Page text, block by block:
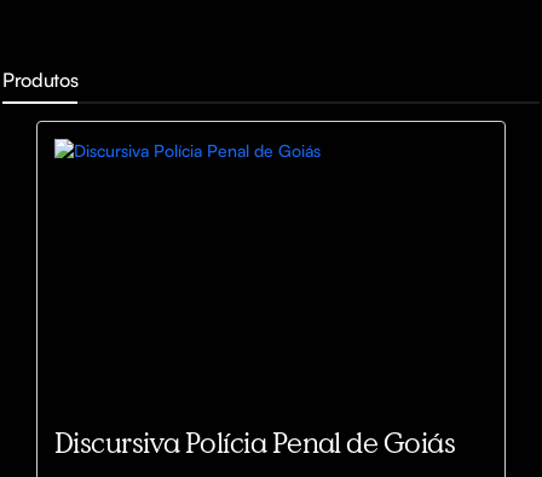
Produtos
Discursiva Polícia Penal de Goiás